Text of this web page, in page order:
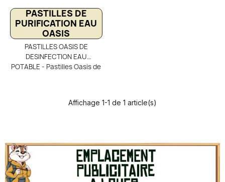
PASTILLES DE
PURIFICATION EAU
OASIS
PASTILLES OASIS DE
DESINFECTION EAU
POTABLE - Pastilles Oasis de
(NaDCC). Chaque pastille
Solution légère et efficace
pour rendre l’eau potable en
randonnée, bushcraft,
bivouac ou situation de
Affichage 1-1 de 1 article(s)